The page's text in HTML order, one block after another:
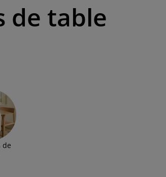
de table
de